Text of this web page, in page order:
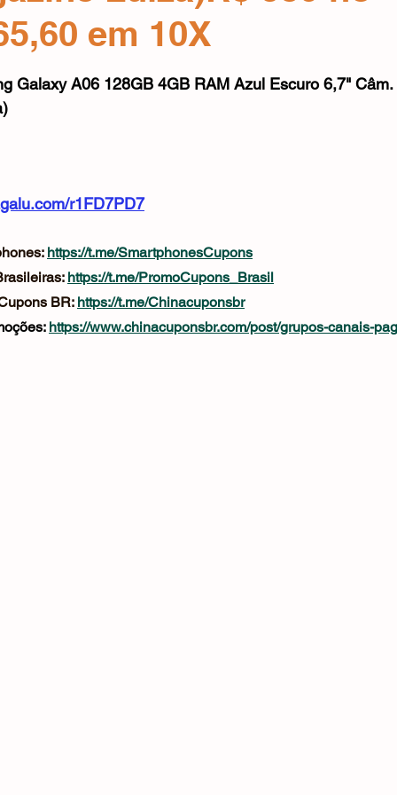
em 10X
5 estrelas.
Galaxy A06 128GB 4GB RAM Azul Escuro 6,7"
r1FD7PD7
https://t.me/SmartphonesCupons
https://t.me/PromoCupons_Brasil
BR: https://t.me/Chinacuponsbr
https://www.chinacuponsbr.com/post/grupos-canais-